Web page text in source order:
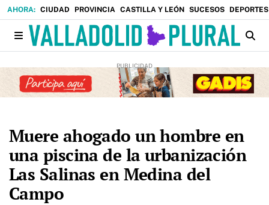
CIUDAD PROVINCIA CASTILLA Y LEÓN SUCESOS DEPORTES
Muere ahogado un hombre en
una piscina de la urbanización
Las Salinas en Medina del
Campo